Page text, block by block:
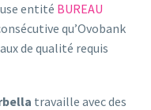
entité BUREAU
qu’Ovobank
de qualité requis
travaille avec des